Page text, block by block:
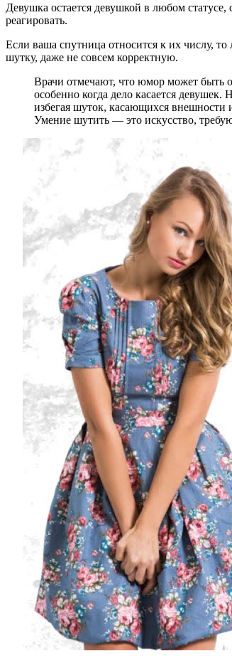
Девушка остается девушкой в любом
реагировать.
Если ваша спутница относится к их числу,
шутку, даже не совсем корректную.
Врачи отмечают, что юмор может быть
особенно когда дело касается
избегая шуток, касающихся внешности
Умение шутить — это искусство,